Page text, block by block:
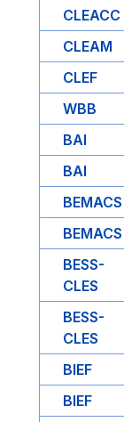
CLEACC
CLEAM
CLEF
WBB
BAI
BAI
BEMACS
BEMACS
BESS-
CLES
BESS-
CLES
BIEF
BIEF